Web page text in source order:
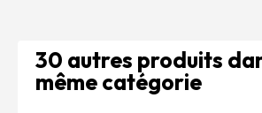
30 autres produits
même catégorie